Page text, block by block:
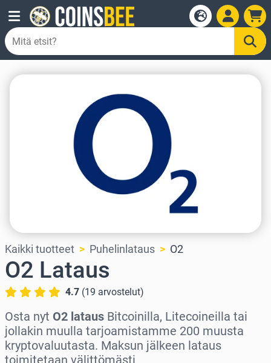
Kaikki tuotteet Puhelinlataus O2
O2 Lataus
4.7 (19 arvostelut)
Osta nyt O2 lataus Bitcoinilla, Litecoineilla tai
jollakin muulla tarjoamistamme 200 muusta
kryptovaluutasta. Maksun jälkeen lataus